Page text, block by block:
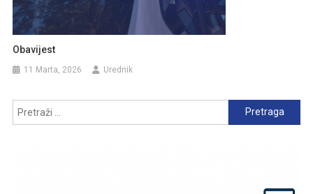
Obavijest
11 Marta, 2026 Urednik
Pretraga: